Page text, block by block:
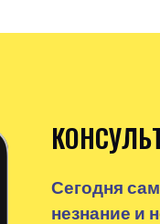
Сегодня
незнание и